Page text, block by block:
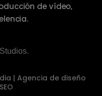
de vídeo,
| Agencia de diseño